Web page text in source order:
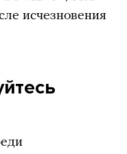
исчезновения